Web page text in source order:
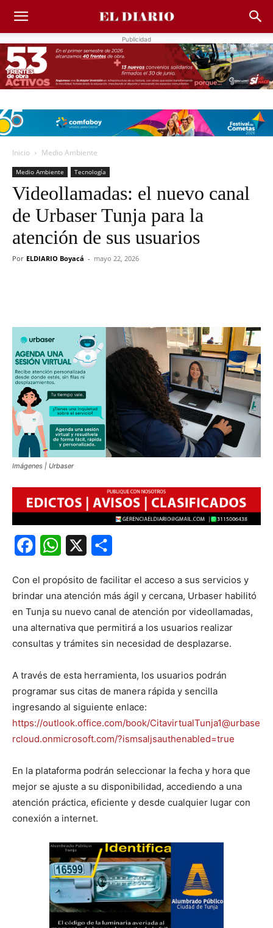
Publicidad
Inicio Medio Ambiente
Medio Ambiente Tecnología
Videollamadas: el nuevo canal
de Urbaser Tunja para la
atención de sus usuarios
Por ELDIARIO Boyacá - mayo 22, 2026
Imágenes | Urbaser
FacebookWhatsApp
Con el propósito de facilitar el acceso a sus servicios y
brindar una atención más ágil y cercana, Urbaser habilitó
en Tunja su nuevo canal de atención por videollamadas,
una alternativa que permitirá a los usuarios realizar
consultas y trámites sin necesidad de desplazarse.
A través de esta herramienta, los usuarios podrán
programar sus citas de manera rápida y sencilla
ingresando al siguiente enlace:
https://outlook.office.com/book/CitavirtualTunja1@urbase
rcloud.onmicrosoft.com/?ismsaljsauthenabled=true
En la plataforma podrán seleccionar la fecha y hora que
mejor se ajuste a su disponibilidad, accediendo a una
atención práctica, eficiente y desde cualquier lugar con
conexión a internet.